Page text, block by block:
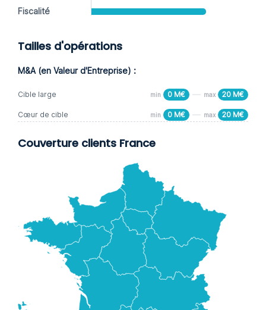
Fiscalité
Tailles d'opérations
M&A (en Valeur d'Entreprise) :
Cible large min 0 M€ max 20 M€
Cœur de cible min 0 M€ max 20 M€
Couverture clients France